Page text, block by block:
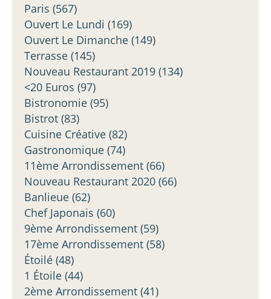
Paris (567)
Ouvert Le Lundi (169)
Ouvert Le Dimanche (149)
Terrasse (145)
Nouveau Restaurant 2019 (134)
<20 Euros (97)
Bistronomie (95)
Bistrot (83)
Cuisine Créative (82)
Gastronomique (74)
11ème Arrondissement (66)
Nouveau Restaurant 2020 (66)
Banlieue (62)
Chef Japonais (60)
9ème Arrondissement (59)
17ème Arrondissement (58)
Étoilé (48)
1 Étoile (44)
2ème Arrondissement (41)